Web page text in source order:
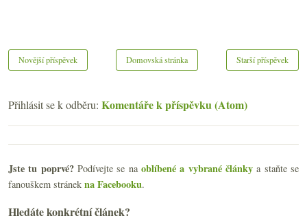
Novější příspěvek Starší příspěvek
Domovská stránka
Přihlásit se k odběru: Komentáře k příspěvku (Atom)
Jste tu poprvé?Podívejte se naoblíbené a vybrané články a staňte se
fanouškem stránek na Facebooku.
Hledáte konkrétní článek?